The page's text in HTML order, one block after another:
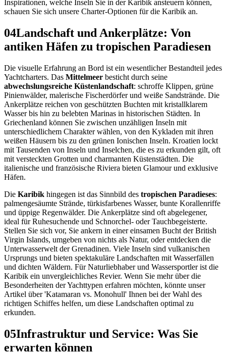
Inspirationen, welche Inseln Sie in der Karibik ansteuern können,
schauen Sie sich unsere Charter-Optionen für die Karibik an.
04Landschaft und Ankerplätze: Von
antiken Häfen zu tropischen Paradiesen
Die visuelle Erfahrung an Bord ist ein wesentlicher Bestandteil jedes
Yachtcharters. Das Mittelmeer besticht durch seine
abwechslungsreiche Küstenlandschaft: schroffe Klippen, grüne
Pinienwälder, malerische Fischerdörfer und weiße Sandstrände. Die
Ankerplätze reichen von geschützten Buchten mit kristallklarem
Wasser bis hin zu belebten Marinas in historischen Städten. In
Griechenland können Sie zwischen unzähligen Inseln mit
unterschiedlichem Charakter wählen, von den Kykladen mit ihren
weißen Häusern bis zu den grünen Ionischen Inseln. Kroatien lockt
mit Tausenden von Inseln und Inselchen, die es zu erkunden gilt, oft
mit versteckten Grotten und charmanten Küstenstädten. Die
italienische und französische Riviera bieten Glamour und exklusive
Häfen.
Die Karibik hingegen ist das Sinnbild des tropischen Paradieses:
palmengesäumte Strände, türkisfarbenes Wasser, bunte Korallenriffe
und üppige Regenwälder. Die Ankerplätze sind oft abgelegener,
ideal für Ruhesuchende und Schnorchel- oder Tauchbegeisterte.
Stellen Sie sich vor, Sie ankern in einer einsamen Bucht der British
Virgin Islands, umgeben von nichts als Natur, oder entdecken die
Unterwasserwelt der Grenadinen. Viele Inseln sind vulkanischen
Ursprungs und bieten spektakuläre Landschaften mit Wasserfällen
und dichten Wäldern. Für Naturliebhaber und Wassersportler ist die
Karibik ein unvergleichliches Revier. Wenn Sie mehr über die
Besonderheiten der Yachttypen erfahren möchten, könnte unser
Artikel über 'Katamaran vs. Monohull' Ihnen bei der Wahl des
richtigen Schiffes helfen, um diese Landschaften optimal zu
erkunden.
05Infrastruktur und Service: Was Sie
erwarten können